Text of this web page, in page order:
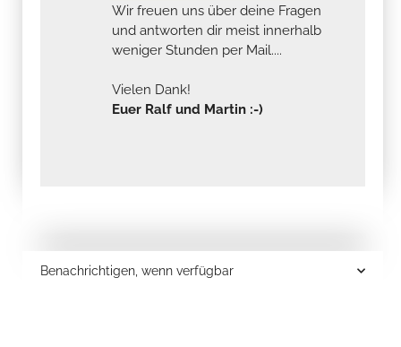
Wir freuen uns über deine Fragen
und antworten dir meist innerhalb
weniger Stunden per Mail....
Vielen Dank!
Euer Ralf und Martin :-)
Benachrichtigen, wenn verfügbar